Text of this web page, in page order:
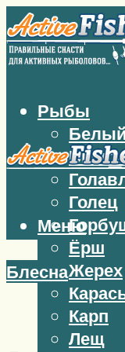
Рыбы
Бычок
Голец
Ёрш
Жерех
Карп
Лещ
Меню
Блесна